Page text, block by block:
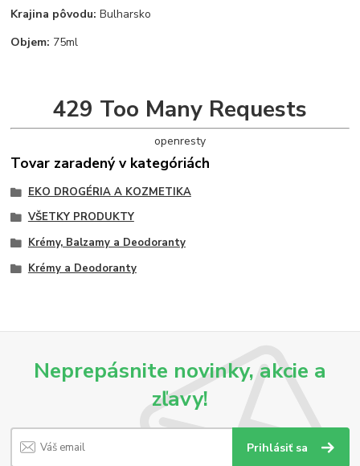
Krajina pôvodu: Bulharsko
Objem: 75ml
429 Too Many Requests
openresty
Tovar zaradený v kategóriách
EKO DROGÉRIA A KOZMETIKA
VŠETKY PRODUKTY
Krémy, Balzamy a Deodoranty
Krémy a Deodoranty
Neprepásnite novinky, akcie a
zľavy!
Prihlásiť sa